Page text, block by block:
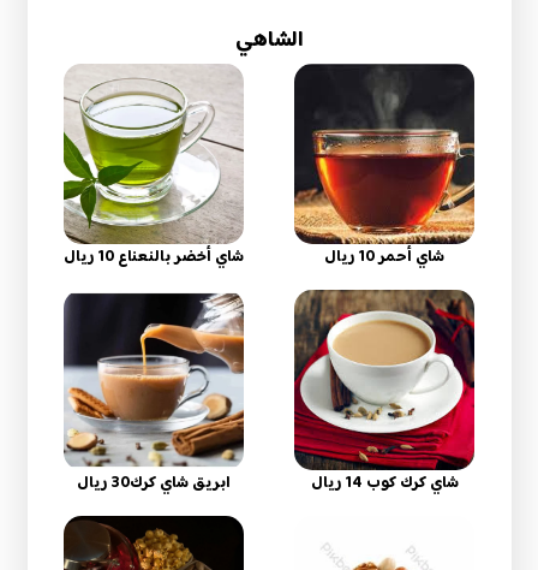
الشاهي
شاي أحمر 10 ريال شاي أخضر بالنعناع 10 ريال
شاي كرك كوب 14 ريال ابريق شاي كرك30 ريال